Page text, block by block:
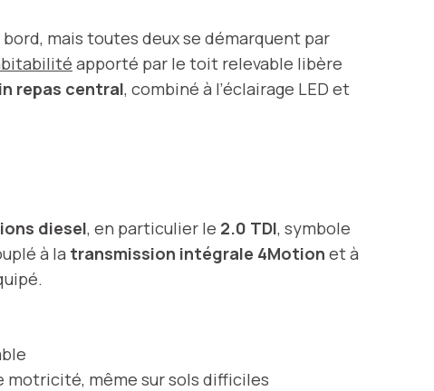
mais toutes deux se démarquent par
apporté par le toit relevable libère
repas central, combiné à l’éclairage LED et
diesel, en particulier le 2.0 TDI, symbole
à la transmission intégrale 4Motion et à
motricité, même sur sols difficiles